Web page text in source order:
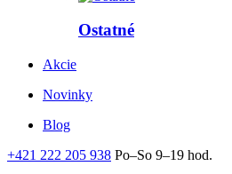
Ostatné
Akcie
Novinky
Blog
+421 222 205 938 Po–So 9–19 hod.